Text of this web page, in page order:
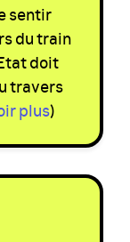
sentir
du train
doit
travers
plus)